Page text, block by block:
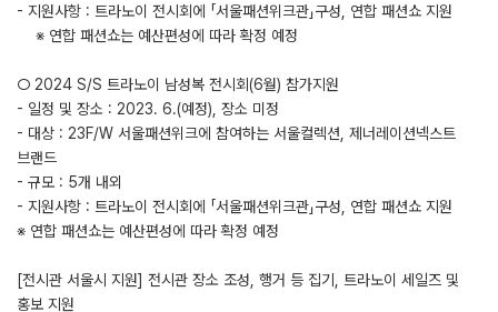
- 지원사항 : 트라노이 전시회에 「서울패션위크관」구성, 연합 패션쇼 지원
※ 연합 패션쇼는 예산편성에 따라 확정 예정
○ 2024 S/S 트라노이 남성복 전시회(6월) 참가지원
- 일정 및 장소 : 2023. 6.(예정), 장소 미정
- 대상 : 23F/W 서울패션위크에 참여하는 서울컬렉션, 제너레이션넥스트
브랜드
- 규모 : 5개 내외
- 지원사항 : 트라노이 전시회에 「서울패션위크관」구성, 연합 패션쇼 지원
※ 연합 패션쇼는 예산편성에 따라 확정 예정
[전시관 서울시 지원] 전시관 장소 조성, 행거 등 집기, 트라노이 세일즈 및
홍보 지원